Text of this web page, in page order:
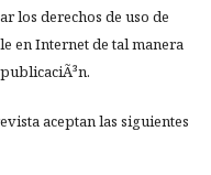
los derechos de uso de
en Internet de tal manera
aceptan las siguientes